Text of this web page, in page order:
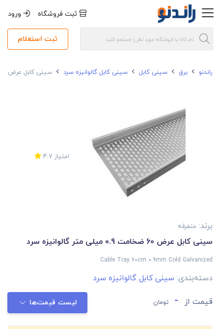
ثبت فروشگاه ورود
ثبت استعلام
راندنو برق سینی کابل سینی کابل گالوانیزه سرد سینی کابل عرض 60 ضخامت 0.9 میلی متر گالوانیزه سرد
امتیاز 4.7
برند: متفرقه
سینی کابل عرض 60 ضخامت 0.9 میلی متر گالوانیزه سرد
Cable Tray 60cm 0.9mm Cold Galvanized
دسته‌بندی: سینی کابل گالوانیزه سرد
قیمت از - تومان لیست قیمت‌ها